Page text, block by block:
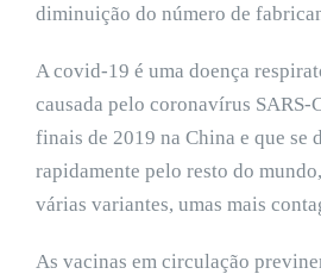
diminuição do número de
A covid-19 é uma doença
causada pelo coronavírus SARS-
finais de 2019 na China e que se
rapidamente pelo resto do
várias variantes, umas mais
As vacinas em circulação